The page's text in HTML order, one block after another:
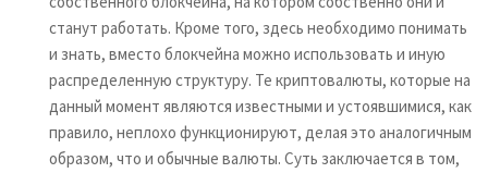
станут работать. Кроме того, здесь необходимо понимать
и знать, вместо блокчейна можно использовать и иную
распределенную структуру. Те криптовалюты, которые на
данный момент являются известными и устоявшимися, как
правило, неплохо функционируют, делая это аналогичным
образом, что и обычные валюты. Суть заключается в том,